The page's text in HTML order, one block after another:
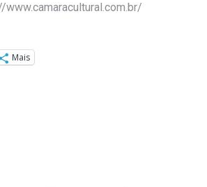
www.camaracultural.com.br/
Mais